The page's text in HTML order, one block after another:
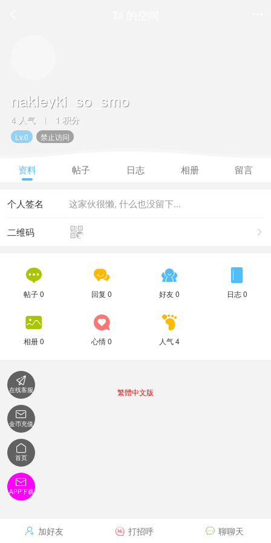
nakleyki_so_smo
4 人气 | 1 积分
Lv.0 禁止访问
资料 帖子 日志 相册 留言
这家伙很懒, 什么也没留下...
个人签名


二维码

帖子 0

回复 0

好友 0

日志 0

相册 0

心情 0

人气 4
 加好友  打招呼  聊聊天
繁體中文版

在线客服

金币充值

首页

APP下载